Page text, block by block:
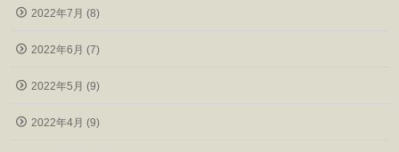
2022年7月 (8)
2022年6月 (7)
2022年5月 (9)
2022年4月 (9)